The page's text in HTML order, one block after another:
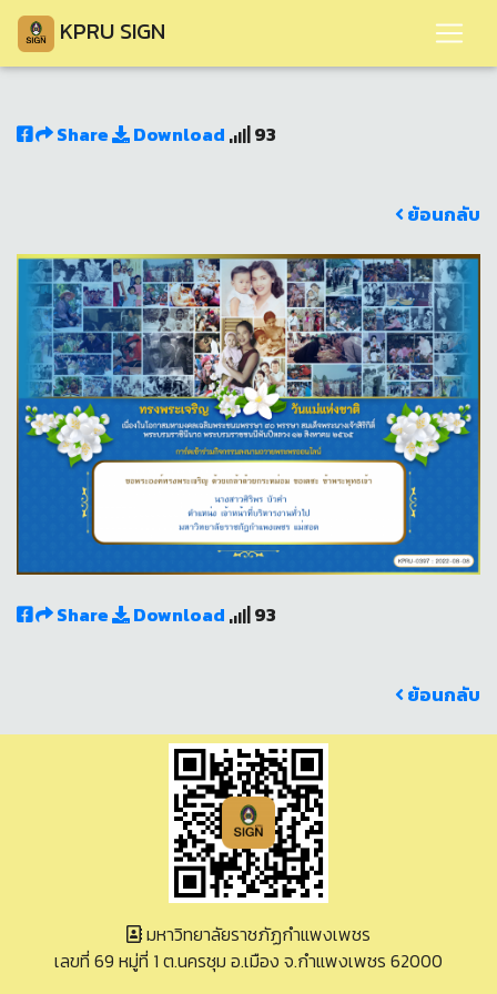
KPRU SIGN
Share Download 93
ย้อนกลับ
Share Download 93
ย้อนกลับ
มหาวิทยาลัยราชภัฏกำแพงเพชร
เลขที่ 69 หมู่ที่ 1 ต.นครชุม อ.เมือง จ.กำแพงเพชร 62000